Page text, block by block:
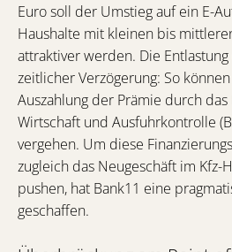
Euro soll der Umstieg auf ein E-
Haushalte mit kleinen bis
attraktiver werden. Die
zeitlicher Verzögerung: So
Auszahlung der Prämie durch
Wirtschaft und Ausfuhrkontrolle
vergehen. Um diese
zugleich das Neugeschäft im Kfz-
pushen, hat Bank11 eine
geschaffen.